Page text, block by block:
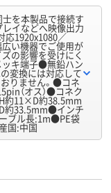
を本製品で接続す
レイなどへ映像出力
応1920x1080／
広い機器でご使用が
の影響を受けにく
ッキ端子●無鉛ハン
変換には対応して
りません。●コネ
（オス）●コネク
約11×D約38.5mm
約33.5mm●インチ
ブル長:1m●PE袋
国:中国